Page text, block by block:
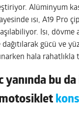
Alüminyum
ısı, A19 Pro
Isı,
gücü ve
hala rahatlıkla
yanında bu